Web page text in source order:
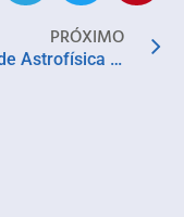
PRÓXIMO
Escola de Astrofísica do Planetário Ibirapuera encerra 2024 com aulas sobre dinâmica celeste